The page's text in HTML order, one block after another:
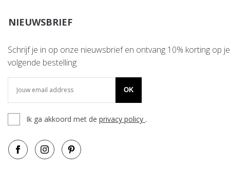
NIEUWSBRIEF
Schrijf je in op onze nieuwsbrief en ontvang 10% korting op je
volgende bestelling
OK
Ik ga akkoord met de privacy policy .